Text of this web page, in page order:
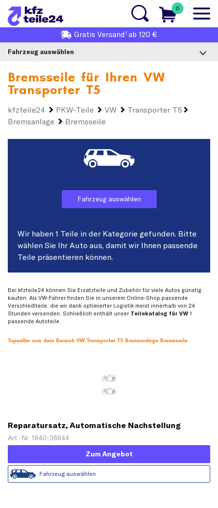
0
Gratis Versand1 ab 120 €
Fahrzeug auswählen
Bremsseile für Ihren VW
Transporter T5
kfzteile24 PKW-Teile VW
Transporter T5
Bremsanlage
Bremsseile
Fahrzeug auswählen
Wir haben 1 Teile in der Kategorie gefunden. Bitte
wählen Sie Ihr Auto aus, damit wir Ihnen passende
Teile präsentieren können.
Bei kfzteile24 können Sie Ersatzteile und Zubehör für viele Autos günstig
kaufen. Als VW-Fahrer finden Sie in unserem Online-Shop passende
Verschleißteile, die wir dank optimierter Logistik meist innerhalb von 24
Stunden versenden. Schließlich enthält unser Teilekatalog für VW 1
passende Autoteile.
Topseller aus dem Bereich VW Transporter T5 Bremsanlage Bremsseile
Reparatursatz, Automatische Nachstellung
Art.-Nr. 1640-36644
Zum Angebot
Fahrzeug auswählen